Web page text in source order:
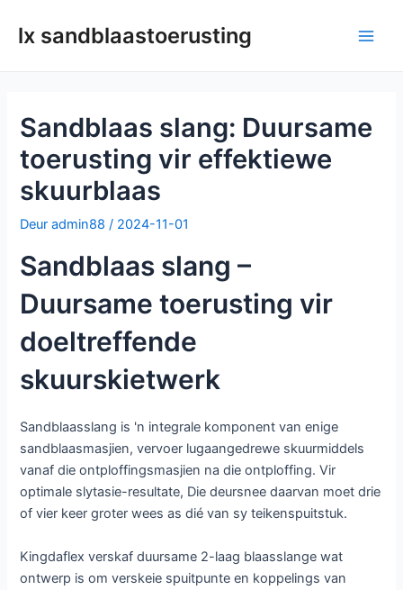
oorlx sandblaastoerusting
Sandblaas slang: Duursame
toerusting vir effektiewe
skuurblaas
Deuradmin88/ 2024-11-01
Sandblaas slang –
Duursame toerusting vir
doeltreffende
skuurskietwerk
Sandblaasslang is 'n integrale komponent van enige
sandblaasmasjien, vervoer lugaangedrewe skuurmiddels
vanaf die ontploffingsmasjien na die ontploffing. Vir
optimale slytasie-resultate, Die deursnee daarvan moet drie
of vier keer groter wees as dié van sy teikenspuitstuk.
Kingdaflex verskaf duursame 2-laag blaasslange wat
ontwerp is om verskeie spuitpunte en koppelings van